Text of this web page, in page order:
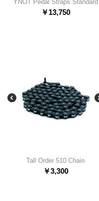
YNOT Pedal Straps Standard
￥13,750
Tall Order 510 Chain
￥3,300